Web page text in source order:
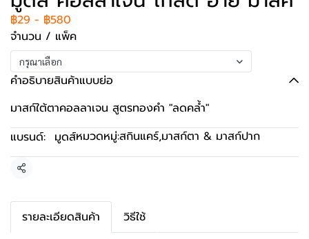
฿29 - ฿580
จำนวน / แพ็ค
กรุณาเลือก
คำอธิบายสินค้าแบบย่อ
มาสก์ใต้ตาคอลลาเจน สูตรทองคำ "ลดคล้ำ"
แบรนด์: มูดส์หมวดหมู่:สกินแคร์,มาสก์ตา & มาสก์ปาก
แชร์
รายละเอียดสินค้า วิธีใช้